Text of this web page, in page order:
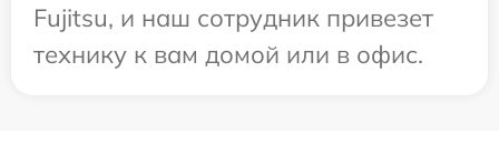
Fujitsu, и наш сотрудник привезет
технику к вам домой или в офис.